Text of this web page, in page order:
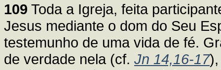
109 Toda a Igreja, feita
Jesus mediante o dom do Seu
testemunho de uma vida de fé.
de verdade nela (cf. Jn 14,16-17